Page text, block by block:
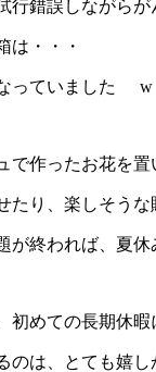
行錯誤しながらが
は・・・
っていました w
作ったお花を置
たり、楽しそう
が終われば、夏
初めての長期休暇
のは、とても嬉